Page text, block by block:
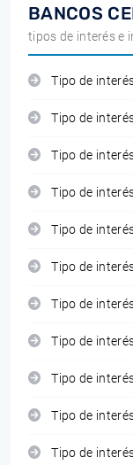
BANCOS
tipos de interés e
Tipo de
Tipo de
Tipo de
Tipo de
Tipo de
Tipo de
Tipo de
Tipo de
Tipo de
Tipo de
Tipo de